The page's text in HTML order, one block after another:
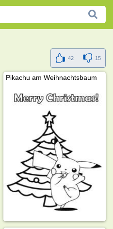
42 15
Pikachu am Weihnachtsbaum